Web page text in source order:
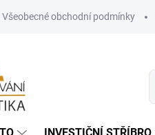
Všeobecné obchodní podmínky